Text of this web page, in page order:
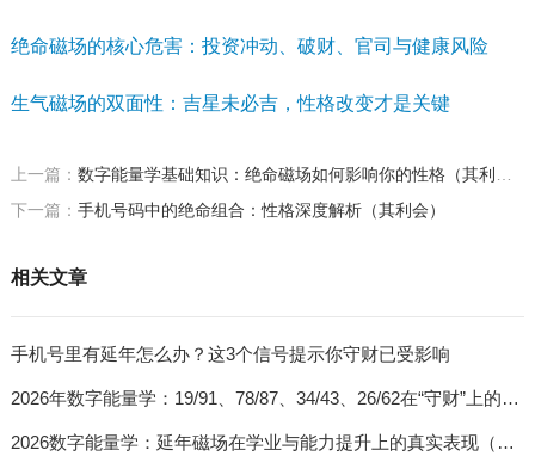
绝命磁场的核心危害：投资冲动、破财、官司与健康风险
生气磁场的双面性：吉星未必吉，性格改变才是关键
上一篇： 数字能量学基础知识：绝命磁场如何影响你的性格（其利会）
下一篇： 手机号码中的绝命组合：性格深度解析（其利会）
相关文章
手机号里有延年怎么办？这3个信号提示你守财已受影响
2026年数字能量学：19/91、78/87、34/43、26/62在“守财”上的真实表现（案例+解析）
2026数字能量学：延年磁场在学业与能力提升上的真实表现（案例+解析）